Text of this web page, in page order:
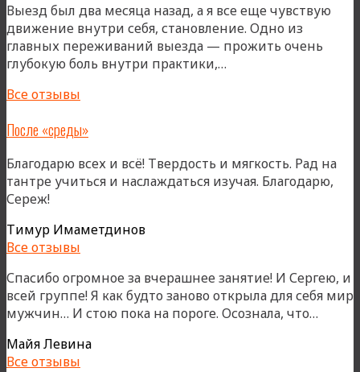
Выезд был два месяца назад, а я все еще чувствую
движение внутри себя, становление. Одно из
главных переживаний выезда — прожить очень
глубокую боль внутри практики,…
Все отзывы
После «среды»
Благодарю всех и всё! Твердость и мягкость. Рад на
тантре учиться и наслаждаться изучая. Благодарю,
Сереж!
Тимур Имаметдинов
Все отзывы
Спасибо огромное за вчерашнее занятие! И Сергею, и
всей группе! Я как будто заново открыла для себя мир
мужчин… И стою пока на пороге. Осознала, что…
Майя Левина
Все отзывы